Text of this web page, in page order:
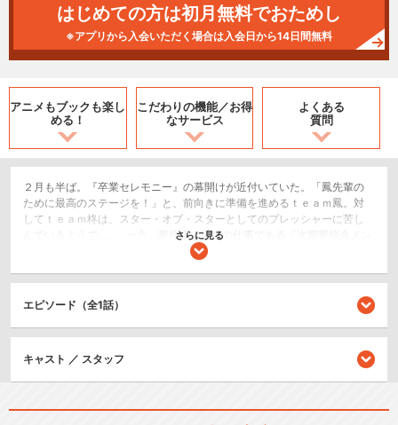
はじめての方は初月無料でおためし
※アプリから入会いただく場合は入会日から14日間無料
アニメもブックも楽し
める！
こだわりの機能／お得
なサービス
よくある
質問
２月も半ば。『卒業セレモニー』の幕開けが近付いていた。「鳳先輩の
ために最高のステージを！」と、前向きに準備を進めるｔｅａｍ鳳。対
してｔｅａｍ柊は、スター・オブ・スターとしてのプレッシャーに苦し
んでいるようで……。一方、華桜会は最後の仕事である『次期華桜会メン
バー選考会議』の真っ只中。綾薙学園の方針に納得しきれていない鳳
は責任がある。自覚して下さい」
ドラマ/青春
シリーズ／関連のアニメ作品
さらに見る
エピソード（全1話）
キャスト ／ スタッフ